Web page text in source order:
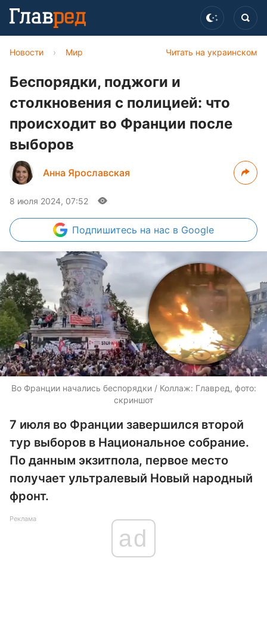
Читать на украинском
Новости › Мир
Беспорядки, поджоги и
столкновения с полицией: что
происходит во Франции после
выборов
Анна Ярославская
8 июля 2024, 07:52
Подпишитесь на нас в Google
Во Франции начались беспорядки / Коллаж: Главред, фото:
скриншот
7 июля во Франции завершился второй
тур выборов в Национальное собрание.
По данным экзитпола, первое место
получает ультралевый Новый народный
фронт.
Реклама
ad